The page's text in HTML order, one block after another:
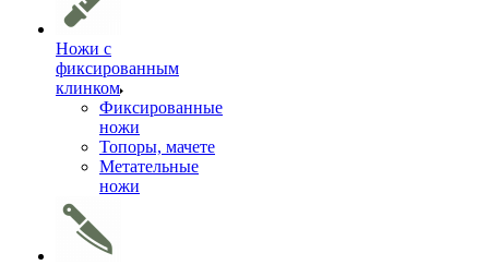
Ножи с
фиксированным
клинком
Фиксированные
ножи
Топоры, мачете
Метательные
ножи